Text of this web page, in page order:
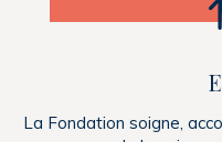
La Fondation soigne,